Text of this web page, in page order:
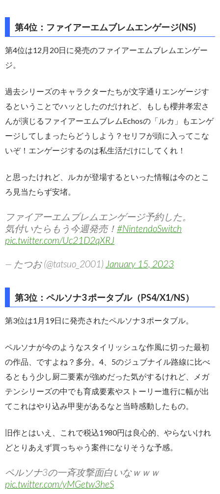
第4位：ファイアーエムブレムエンゲージ(NS)
第4位は12月20日に発売のファイアーエムブレムエンゲー
ジ。
過去シリーズのキャラクターたちが文字通りエンゲージす
るということでハッとしたのだけれど、もしも櫻井孝宏さ
んが演じるファイアーエムブレムEchosの「ルカ」もエンゲ
ージしてしまったらどうしよう？セリフが頭に入ってこな
いぞ！エンゲージするのは私生活だけにしてくれ！
と思ったけれど、ルカが登場するといった情報は今のとこ
ろ見当たらず安堵。
ファイアーエムブレムエンゲージ予約した。
気付いたらもう今週発売！ #NintendoSwitch
pic.twitter.com/Uc21D2qXRJ
— たつお (@tatsuo_2001) January 15, 2023
第3位：ペルソナ3 ポータブル（PS4/X1/NS）
第3位は1月19日に発売されたペルソナ3 ポータブル。
ペルソナが今のようなスタイリッシュな作風に切った最初
の作品、ですよね？多分。4、5のジュブナイル路線に比べ
るともう少し厨二要素が強めだった気がするけれど、メガ
テンシリーズの中でも育成要素やストーリー進行に幅が出
てこれはやり込み甲斐があるなと当時感動したもの。
旧作とはいえ、これで税込1980円は良心的、やらないけれ
どとりあえず買っちゃう案件になりそうな予感。
ペルソナ3の一斉攻撃面白いなｗｗｗ
pic.twitter.com/yMGetw3heS